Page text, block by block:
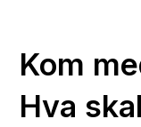
Kom
Hva